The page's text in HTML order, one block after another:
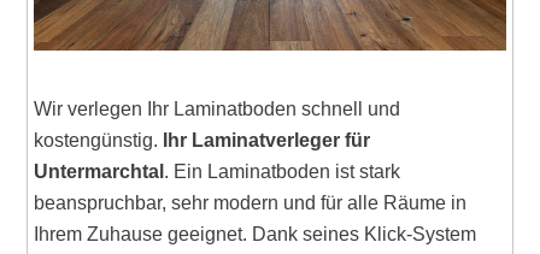
Wir verlegen Ihr Laminatboden schnell und
kostengünstig.
Ihr Laminatverleger für
Untermarchtal . Ein Laminatboden ist stark
beanspruchbar, sehr modern und für alle Räume in
Ihrem Zuhause geeignet. Dank seines Klick-System